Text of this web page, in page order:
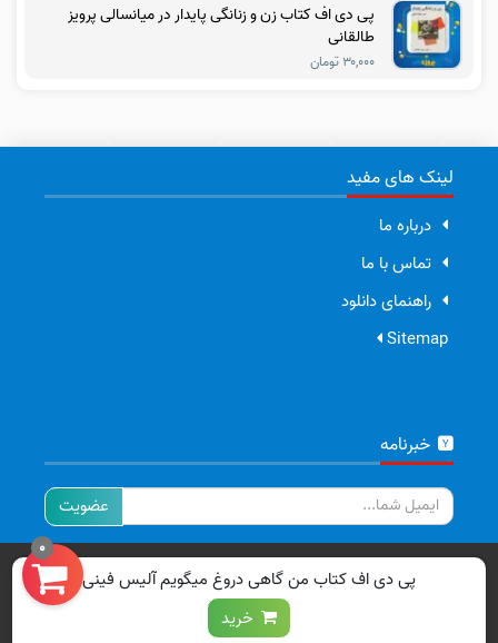
پی دی اف کتاب زن و زنانگی پایدار در میانسالی پرویز
طالقانی
۳۰,۰۰۰ تومان
لینک های مفید
درباره ما
تماس با ما
راهنمای دانلود
Sitemap
خبرنامه
ایمیل
تمامی حقوق برای سایت ما محفوظ است.
0
پی دی اف کتاب من گاهی دروغ میگویم آلیس فینی
خرید